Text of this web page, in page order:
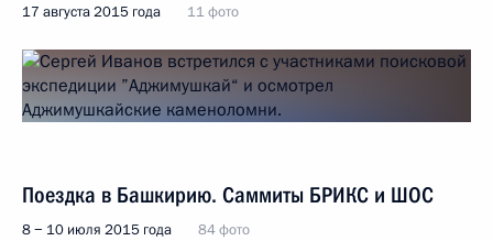
17 августа 2015 года 11 фото
Поездка в Башкирию. Саммиты БРИКС и ШОС
8 − 10 июля 2015 года 84 фото